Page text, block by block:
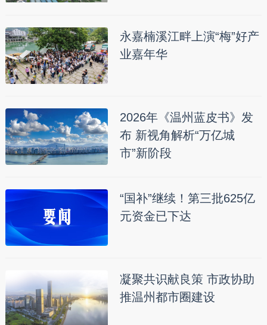
永嘉楠溪江畔上演“梅”好产
业嘉年华
2026年《温州蓝皮书》发
布 新视角解析“万亿城
市”新阶段
“国补”继续！第三批625亿
元资金已下达
凝聚共识献良策 市政协助
推温州都市圈建设